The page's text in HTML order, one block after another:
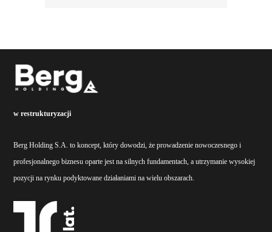
w restrukturyzacji
Berg Holding S.A. to koncept, który dowodzi, że prowadzenie nowoczesnego i
profesjonalnego biznesu oparte jest na silnych fundamentach, a utrzymanie wysokiej
pozycji na rynku podyktowane działaniami na wielu obszarach.